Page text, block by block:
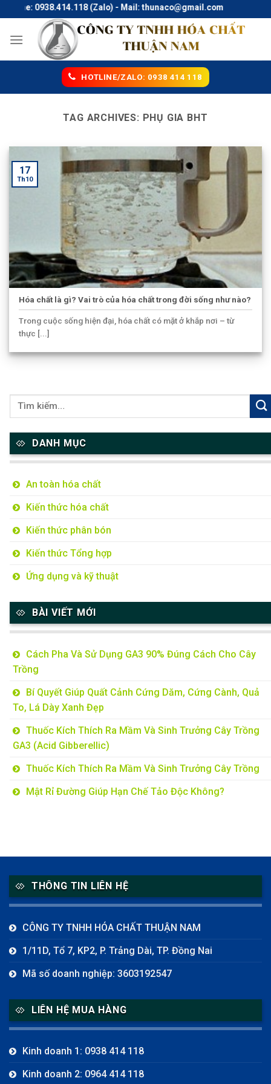
to
content
0938.414.118 (Zalo) - Mail: thunaco@gmail.com
HOTLINE/ZALO: 0938 414 118
TAG ARCHIVES: PHỤ GIA BHT
Hóa chất là gì? Vai trò của hóa chất trong đời sống như nào?
Trong cuộc sống hiện đại, hóa chất có mặt ở khắp nơi – từ
thực [...]
17
Th10
DANH MỤC
An toàn hóa chất
Kiến thức hóa chất
Kiến thức phân bón
Kiến thức Tổng hợp
Ứng dụng và kỹ thuật
BÀI VIẾT MỚI
Cách Pha Và Sử Dụng GA3 90% Đúng Cách Cho Cây
Trồng
Bí Quyết Giúp Quất Cảnh Cứng Dăm, Cứng Cành, Quả
To, Lá Dày Xanh Đẹp
Thuốc Kích Thích Ra Mầm Và Sinh Trưởng Cây Trồng
GA3 (Acid Gibberellic)
Thuốc Kích Thích Ra Mầm Và Sinh Trưởng Cây Trồng
Mật Rỉ Đường Giúp Hạn Chế Tảo Độc Không?
THÔNG TIN LIÊN HỆ
CÔNG TY TNHH HÓA CHẤT THUẬN NAM
1/11D, Tổ 7, KP2, P. Trảng Dài, TP. Đồng Nai
Mã số doanh nghiệp: 3603192547
LIÊN HỆ MUA HÀNG
Kinh doanh 1: 0938 414 118
Kinh doanh 2: 0964 414 118